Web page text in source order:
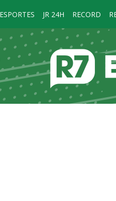
ESPORTES JR 24H RECORD